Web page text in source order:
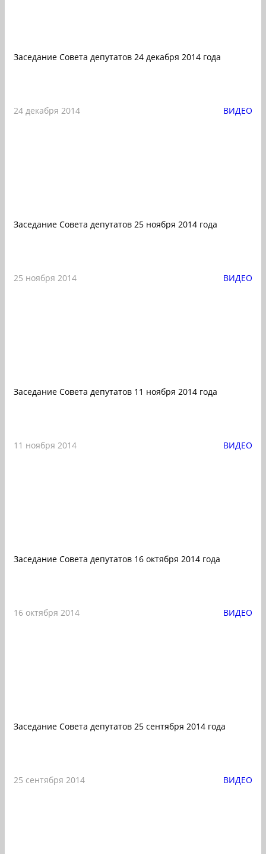
Заседание Совета депутатов 24 декабря 2014 года
24 декабря 2014 ВИДЕО
Заседание Совета депутатов 25 ноября 2014 года
25 ноября 2014 ВИДЕО
Заседание Совета депутатов 11 ноября 2014 года
11 ноября 2014 ВИДЕО
Заседание Совета депутатов 16 октября 2014 года
16 октября 2014 ВИДЕО
Заседание Совета депутатов 25 сентября 2014 года
25 сентября 2014 ВИДЕО